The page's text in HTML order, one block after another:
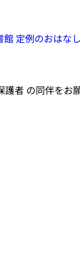
定例のおはなし
者 の同伴をお願